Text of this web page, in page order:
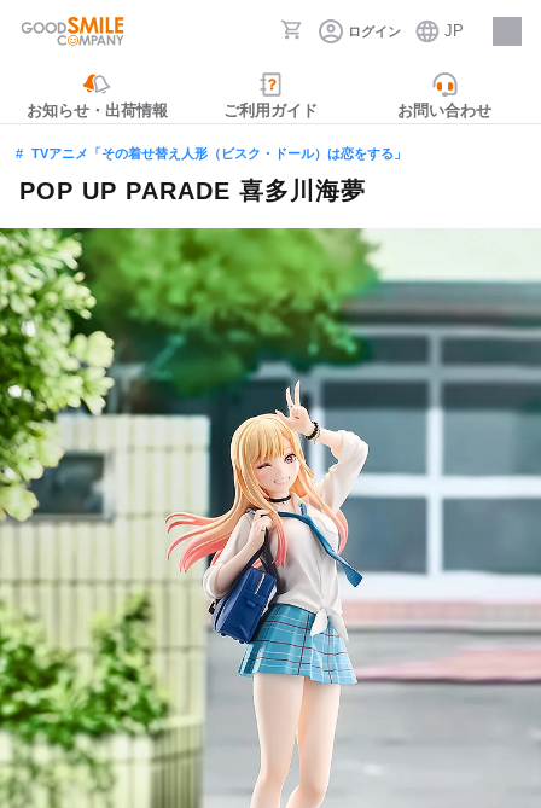
ログイン JP
採用情報
お知らせ・出荷情報 ご利用ガイド お問い合わせ
TVアニメ「その着せ替え人形（ビスク・ドール）は恋をする」
POP UP PARADE 喜多川海夢